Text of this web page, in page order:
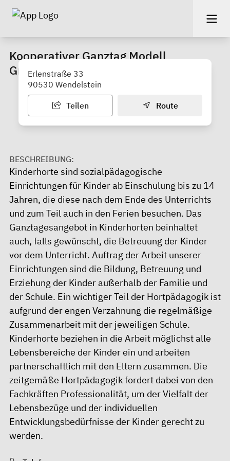
Kooperativer Ganztag Modell
Großschwarzenlohe
Erlenstraße 33
90530 Wendelstein
Teilen Route
BESCHREIBUNG:
Kinderhorte sind sozialpädagogische
Einrichtungen für Kinder ab Einschulung bis zu 14
Jahren, die diese nach dem Ende des Unterrichts
und zum Teil auch in den Ferien besuchen. Das
Ganztagesangebot in Kinderhorten beinhaltet
auch, falls gewünscht, die Betreuung der Kinder
vor dem Unterricht. Auftrag der Arbeit unserer
Einrichtungen sind die Bildung, Betreuung und
Erziehung der Kinder außerhalb der Familie und
der Schule. Ein wichtiger Teil der Hortpädagogik ist
aufgrund der engen Verzahnung die regelmäßige
Zusammenarbeit mit der jeweiligen Schule.
Kinderhorte beziehen in die Arbeit möglichst alle
Lebensbereiche der Kinder ein und arbeiten
partnerschaftlich mit den Eltern zusammen. Die
zeitgemäße Hortpädagogik fordert dabei von den
Fachkräften Professionalität, um der Vielfalt der
Lebensbezüge und der individuellen
Entwicklungsbedürfnisse der Kinder gerecht zu
werden.